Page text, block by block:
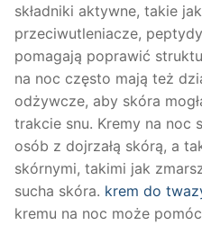
składniki aktywne, takie
przeciwutleniacze,
pomagają poprawić
na noc często mają też
odżywcze, aby skóra
trakcie snu. Kremy na noc
osób z dojrzałą skórą, a
skórnymi, takimi jak
sucha skóra. krem do
kremu na noc może